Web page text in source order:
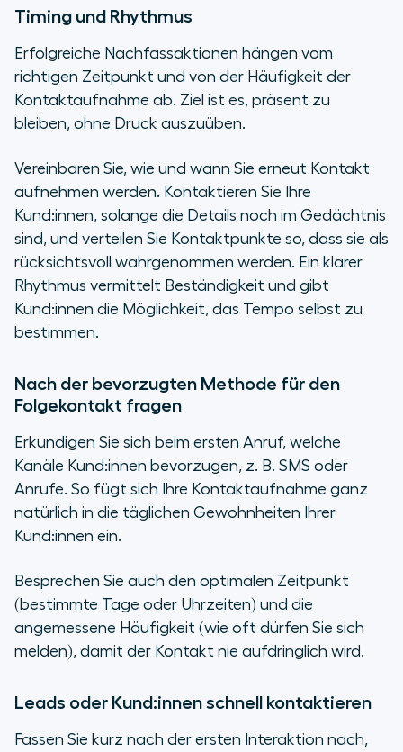
Timing und Rhythmus
Erfolgreiche Nachfassaktionen hängen vom
richtigen Zeitpunkt und von der Häufigkeit der
Kontaktaufnahme ab. Ziel ist es, präsent zu
bleiben, ohne Druck auszuüben.
Vereinbaren Sie, wie und wann Sie erneut Kontakt
aufnehmen werden. Kontaktieren Sie Ihre
Kund:innen, solange die Details noch im Gedächtnis
sind, und verteilen Sie Kontaktpunkte so, dass sie als
rücksichtsvoll wahrgenommen werden. Ein klarer
Rhythmus vermittelt Beständigkeit und gibt
Kund:innen die Möglichkeit, das Tempo selbst zu
bestimmen.
Nach der bevorzugten Methode für den
Folgekontakt fragen
Erkundigen Sie sich beim ersten Anruf, welche
Kanäle Kund:innen bevorzugen, z. B. SMS oder
Anrufe. So fügt sich Ihre Kontaktaufnahme ganz
natürlich in die täglichen Gewohnheiten Ihrer
Kund:innen ein.
Besprechen Sie auch den optimalen Zeitpunkt
(bestimmte Tage oder Uhrzeiten) und die
angemessene Häufigkeit (wie oft dürfen Sie sich
melden), damit der Kontakt nie aufdringlich wird.
Leads oder Kund:innen schnell kontaktieren
Fassen Sie kurz nach der ersten Interaktion nach,